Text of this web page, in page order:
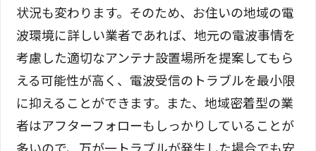
状況も変わります。そのため、お住いの地域の電
波環境に詳しい業者であれば、地元の電波事情を
考慮した適切なアンテナ設置場所を提案してもら
える可能性が高く、電波受信のトラブルを最小限
に抑えることができます。また、地域密着型の業
者はアフターフォローもしっかりしていることが